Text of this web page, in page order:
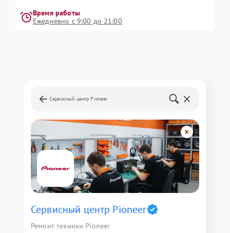
Время работы
Ежедневно с 9:00 до 21:00
Сервисный центр Pioneer
Сервисный центр Pioneer
Ремонт техники Pioneer